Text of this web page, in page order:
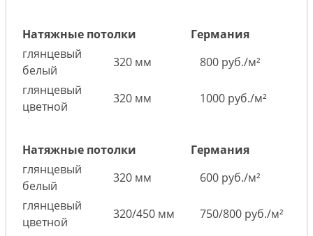
Натяжные потолки
Германия
глянцевый
белый
320 мм
800 руб./м²
глянцевый
цветной
320 мм 1000 руб./м²
Натяжные потолки
Германия
глянцевый
белый
320 мм
600 руб./м²
глянцевый
цветной
320/450 мм 750/800 руб./м²